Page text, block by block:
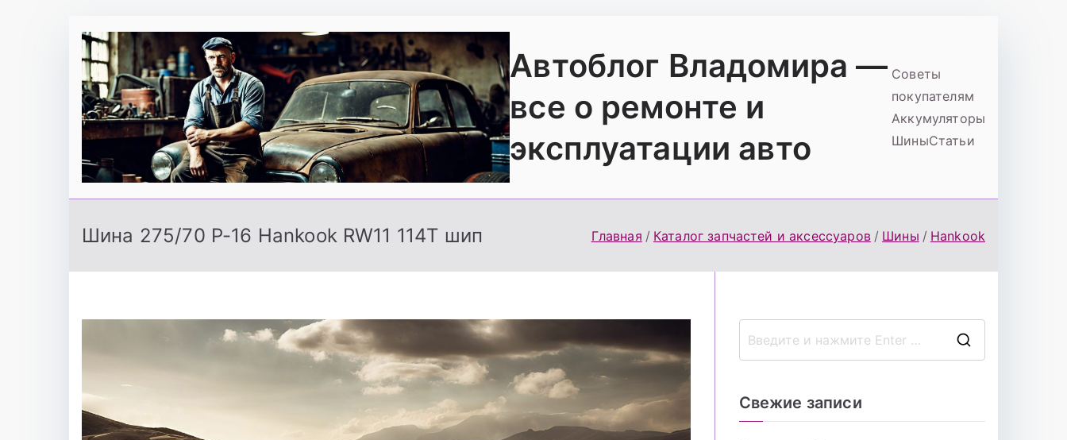
содержимому
Автоблог Владомира —
все о ремонте и
эксплуатации авто
Советы
покупателям
Аккумуляторы
ШиныСтатьи
Шина 275/70 Р-16 Hankook RW11 114T шип Главная Каталог запчастей и аксессуаров Шины Hankook
Свежие записи